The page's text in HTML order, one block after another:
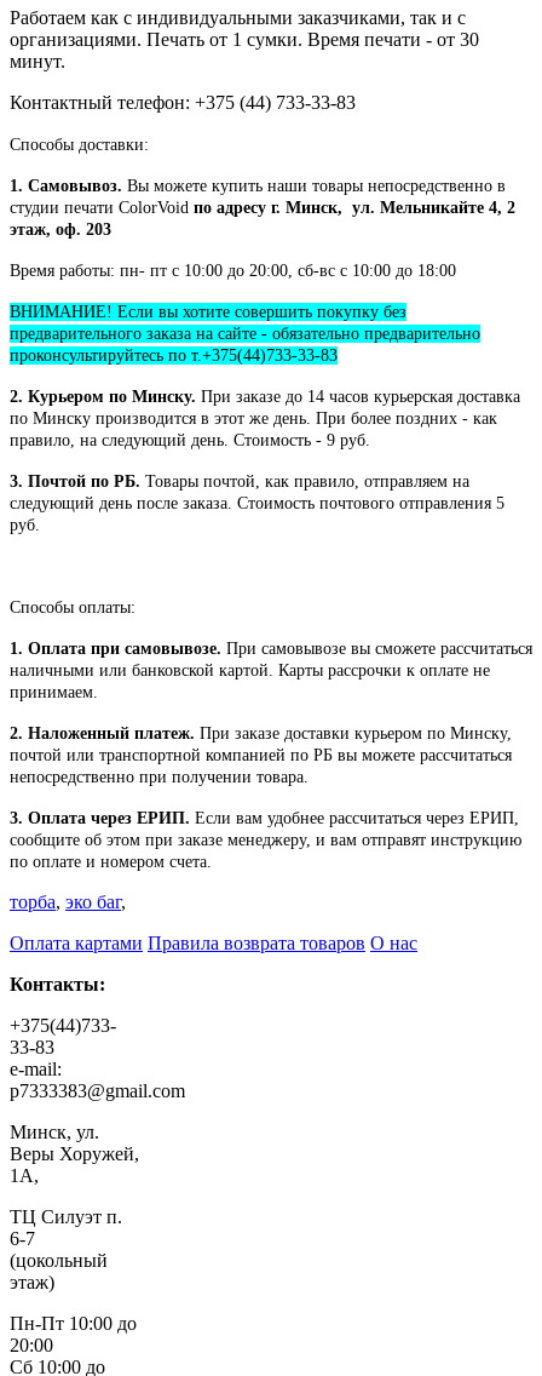
Работаем как с индивидуальными заказчиками, так и с
организациями. Печать от 1 сумки. Время печати - от 30
минут.
Контактный телефон: +375 (44) 733-33-83
Способы доставки:
1. Самовывоз. Вы можете купить наши товары непосредственно в
студии печати ColorVoid по адресу г. Минск, ул. Мельникайте 4, 2
этаж, оф. 203
Время работы: пн- пт с 10:00 до 20:00, сб-вс с 10:00 до 18:00
ВНИМАНИЕ! Если вы хотите совершить покупку без
предварительного заказа на сайте - обязательно предварительно
проконсультируйтесь по т.+375(44)733-33-83
2. Курьером по Минску. При заказе до 14 часов курьерская доставка
по Минску производится в этот же день. При более поздних - как
правило, на следующий день. Стоимость - 9 руб.
3. Почтой по РБ. Товары почтой, как правило, отправляем на
следующий день после заказа. Стоимость почтового отправления 5
руб.
Способы оплаты:
1. Оплата при самовывозе. При самовывозе вы сможете рассчитаться
наличными или банковской картой. Карты рассрочки к оплате не
принимаем.
2. Наложенный платеж. При заказе доставки курьером по Минску,
почтой или транспортной компанией по РБ вы можете рассчитаться
непосредственно при получении товара.
3. Оплата через ЕРИП. Если вам удобнее рассчитаться через ЕРИП,
сообщите об этом при заказе менеджеру, и вам отправят инструкцию
по оплате и номером счета.
торба, эко баг,
Оплата картами Правила возврата товаров О нас
Контакты:
+375(44)733-
33-83
e-mail:
p7333383@gmail.com
Минск, ул.
Веры Хоружей,
1А,
ТЦ Силуэт п.
6-7
(цокольный
этаж)
Пн-Пт 10:00 до
20:00
Сб 10:00 до